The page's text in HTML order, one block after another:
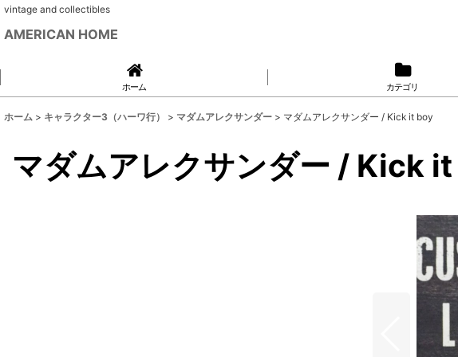
vintage and collectibles
AMERICAN HOME
ホーム カテゴリ
ホーム > キャラクター3（ハーワ行） > マダムアレクサンダー > マダムアレクサンダー / Kick it boy
マダムアレクサンダー / Kick